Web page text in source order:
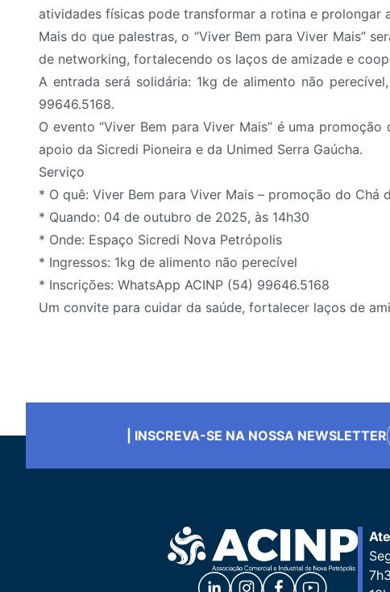
atividades físicas pode transformar a rotina e prolongar
Mais do que palestras, o “Viver Bem para Viver Mais”
de networking, fortalecendo os laços de amizade e
A entrada será solidária: 1kg de alimento não
99646.5168.
O evento “Viver Bem para Viver Mais” é uma
apoio da Sicredi Pioneira e da Unimed Serra Gaúcha.
Serviço
* O quê: Viver Bem para Viver Mais – promoção do Chá
* Quando: 04 de outubro de 2025, às 14h30
* Onde: Espaço Sicredi Nova Petrópolis
* Ingressos: 1kg de alimento não perecível
* Inscrições: WhatsApp ACINP (54) 99646.5168
Um convite para cuidar da saúde, fortalecer laços de
| INSCREVA-SE NA NOSSA NEWSLETTER